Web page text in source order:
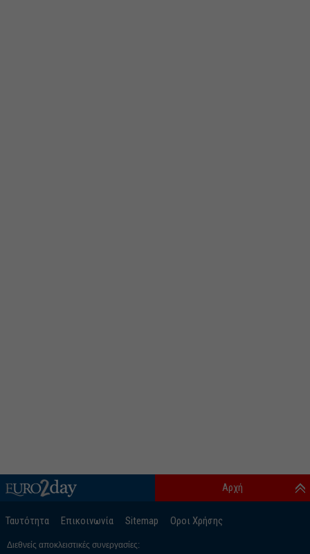
Ταυτότητα Επικοινωνία Sitemap Οροι Χρήσης
Αρχή
Διεθνείς αποκλειστικές συνεργασίες: